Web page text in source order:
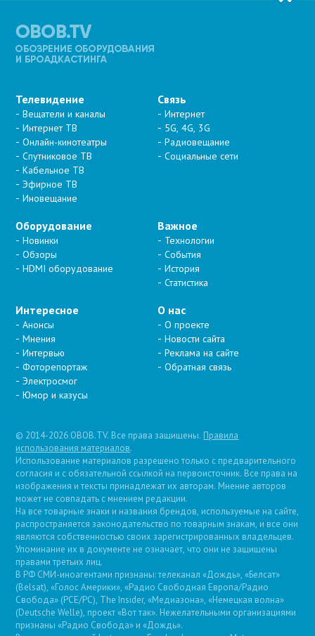
Телевидение
Вещатели и каналы
Интернет ТВ
Онлайн-кинотеатры
Спутниковое ТВ
Кабельное ТВ
Эфирное ТВ
Иновещание
Связь
Интернет
5G, 4G, 3G
Радиовещание
Социальные сети
Оборудование
Новинки
Обзоры
HDMI оборудование
Важное
Технологии
События
История
Статистика
Интересное
Анонсы
Мнения
Интервью
Фоторепортаж
Электросмог
Юмор и казусы
О нас
О проекте
Новости сайта
Реклама на сайте
Обратная связь
© 2014-2026 OBOB.TV. Все права защищены. Правила
использования материалов.
Использование материалов разрешено только с предварительного
согласия и с обязательной ссылкой на первоисточник. Все права на
изображения и тексты принадлежат их авторам. Мнение авторов
может не совпадать с мнением редакции.
На все товарные знаки и названия брендов, используемые на сайте,
распространяется законодательство по товарным знакам, и все они
являются собственностью своих зарегистрированных владельцев.
Упоминание их в документе не означает, что они не защищены
правами третьих лиц.
В РФ СМИ-иноагентами признаны: телеканал «Дождь», «Белсат»
(Belsat), «Голос Америки», «Радио Свободная Европа/Радио
Свобода» (PCE/PC), The Insider, «Медиазона», «Немецкая волна»
(Deutsche Welle), проект «Вот так». Нежелательными организациями
признаны «Радио Свобода» и «Дождь».